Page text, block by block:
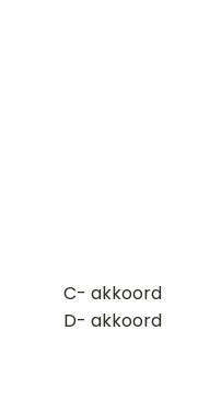
​C- akkoord
D- akkoord